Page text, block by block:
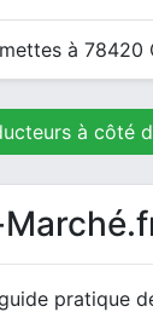
à 78420
à côté
pratique